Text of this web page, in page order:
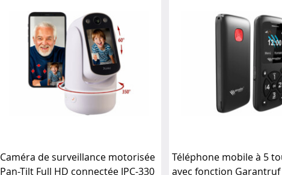
Caméra de surveillance motorisée
Pan-Tilt Full HD connectée IPC-330
Téléphone mobile à 5
avec fonction